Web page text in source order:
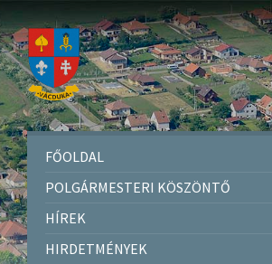
FŐOLDAL
POLGÁRMESTERI KÖSZÖNTŐ
HÍREK
HIRDETMÉNYEK